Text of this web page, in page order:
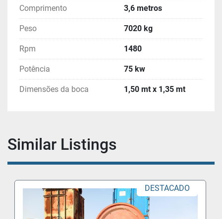
Comprimento 3,6 metros
Peso 7020 kg
Rpm 1480
Potência 75 kw
Dimensões da boca 1,50 mt x 1,35 mt
Similar Listings
DESTACADO